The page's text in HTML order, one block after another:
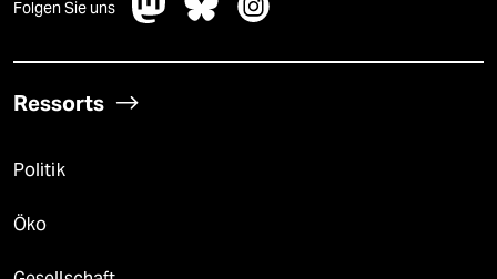
Folgen Sie uns
Ressorts
Politik
Öko